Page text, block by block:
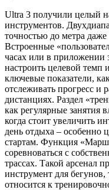
Ultra 3 получили целый
инструментов.
точностью до метра
Встроенные
часах или в приложении
настроить целевой
ключевые показатели,
отслеживать прогресс и
дистанциях. Раздел
как регулярные занятия
когда стоит увеличить
день отдыха – особенно
стартам. Функция
соревноваться с
трассах. Такой арсенал
инструмент для бегунов,
относится к